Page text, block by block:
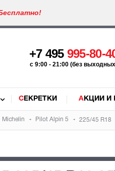
+7 495 995-80-
c 9:00 - 21:00 (без
СЕКРЕТКИ АКЦИИ
Michelin Pilot Alpin 5 225/45 R18